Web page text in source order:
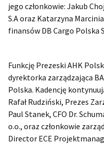
jego członkowie: Jakub
S.A oraz Katarzyna
finansów DB Cargo Polska
Funkcję Prezeski AHK
dyrektorka zarządzająca
Polska. Kadencję
Rafał Rudziński, Prezes
Paul Stanek, CFO Dr.
o.o., oraz członkowie
Director ECE